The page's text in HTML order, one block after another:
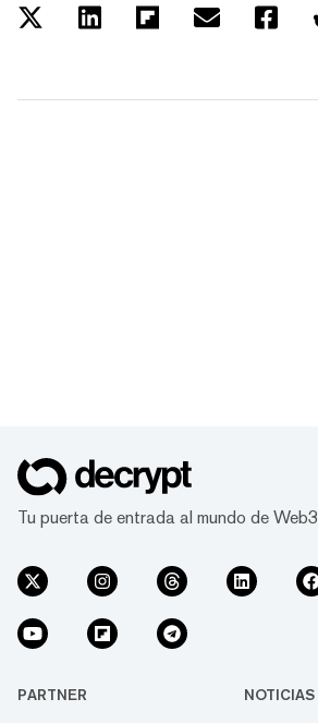
Tu puerta de entrada al mundo de Web3
PARTNER NOTICIAS